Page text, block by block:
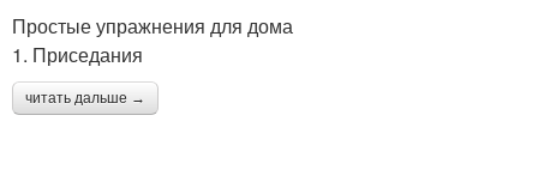
Простые упражнения для дома
1. Приседания
читать дальше →